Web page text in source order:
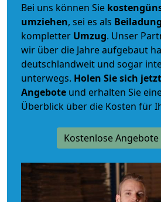
Bei uns können Sie
umziehen, sei es als Beiladung
kompletter Umzug. Unser
wir über die Jahre aufgebaut
deutschlandweit und sogar
unterwegs. Holen Sie sich
Angebote und erhalten Sie
Überblick über die Kosten für
Kostenlose